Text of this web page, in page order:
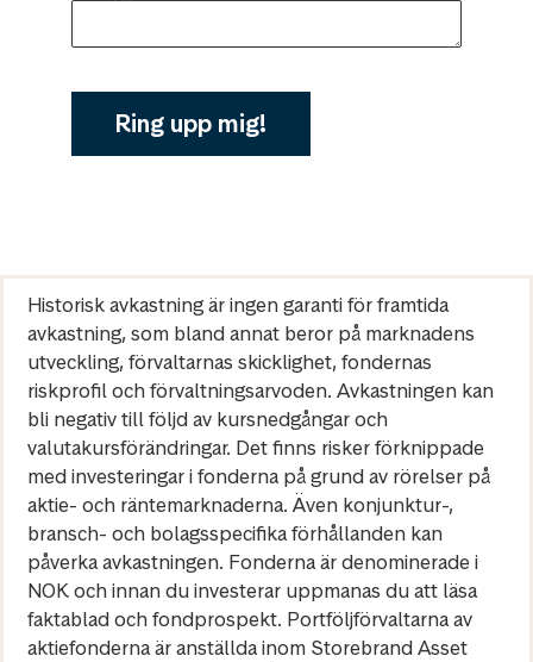
Ring upp mig!
Historisk avkastning är ingen garanti för framtida
avkastning, som bland annat beror på marknadens
utveckling, förvaltarnas skicklighet, fondernas
riskprofil och förvaltningsarvoden. Avkastningen kan
bli negativ till följd av kursnedgångar och
valutakursförändringar. Det finns risker förknippade
med investeringar i fonderna på grund av rörelser på
aktie- och räntemarknaderna. Även konjunktur-,
bransch- och bolagsspecifika förhållanden kan
påverka avkastningen. Fonderna är denominerade i
NOK och innan du investerar uppmanas du att läsa
faktablad och fondprospekt. Portföljförvaltarna av
aktiefonderna är anställda inom Storebrand Asset